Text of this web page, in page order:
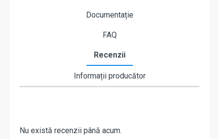
Documentație
FAQ
Recenzii
Informații producător
Nu există recenzii până acum.